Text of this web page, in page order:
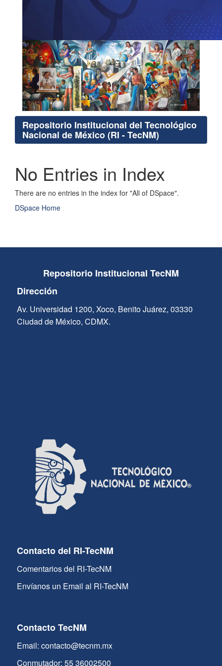
Repositorio Institucional del Tecnológico
Nacional de México (RI - TecNM)
No Entries in Index
There are no entries in the index for "All of DSpace".
DSpace Home
Repositorio Institucional TecNM
Dirección
Av. Universidad 1200, Xoco, Benito Juárez, 03330
Ciudad de México, CDMX.
Contacto del RI-TecNM
Comentarios del RI-TecNM
Envíanos un Email al RI-TecNM
Contacto TecNM
Email: contacto@tecnm.mx
Conmutador: 55 36002500